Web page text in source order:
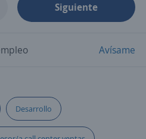
Siguiente
Avísame
Desarrollo